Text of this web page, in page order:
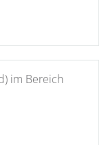
im Bereich